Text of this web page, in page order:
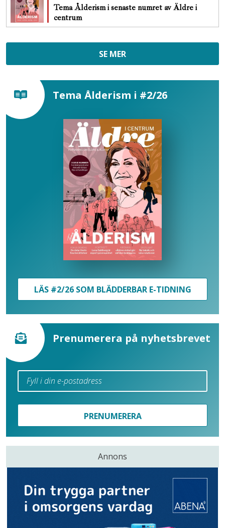
Tema Ålderism i senaste numret av Äldre i
centrum
SE MER
Tema Ålderism i #2/26
LÄS #2/26 SOM BLÄDDERBAR E-TIDNING
Prenumerera på nyhetsbrevet
PRENUMERERA
Annons